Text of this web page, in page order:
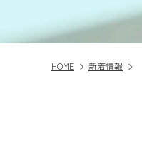
HOME 新着情報